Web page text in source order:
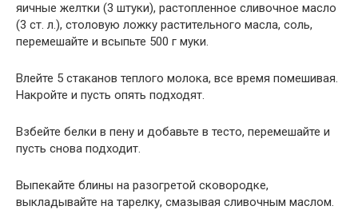
яичные желтки (3 штуки), растопленное сливочное масло
(3 ст. л.), столовую ложку растительного масла, соль,
перемешайте и всыпьте 500 г муки.
Влейте 5 стаканов теплого молока, все время помешивая.
Накройте и пусть опять подходят.
Взбейте белки в пену и добавьте в тесто, перемешайте и
пусть снова подходит.
Выпекайте блины на разогретой сковородке,
выкладывайте на тарелку, смазывая сливочным маслом.